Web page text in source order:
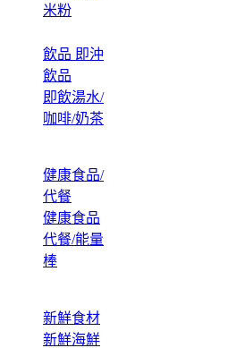
米粉
飲品 即沖
飲品
即飲湯水/
咖啡/奶茶
健康食品/
代餐
健康食品
代餐/能量
棒
新鮮食材
新鮮海鮮